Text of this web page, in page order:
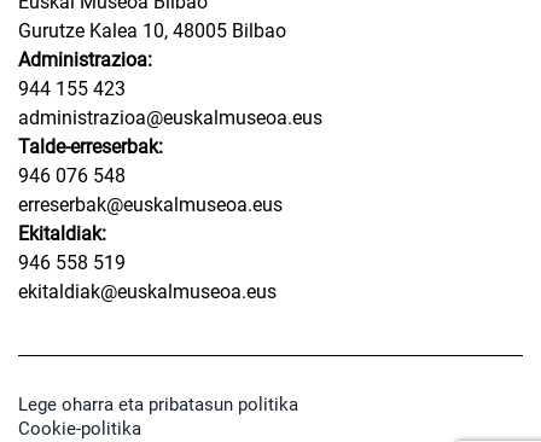
Gurutze Kalea 10, 48005 Bilbao
Administrazioa:
944 155 423
administrazioa@euskalmuseoa.eus
Talde-erreserbak:
946 076 548
erreserbak@euskalmuseoa.eus
Ekitaldiak:
946 558 519
ekitaldiak@euskalmuseoa.eus
Lege oharra eta pribatasun politika
Cookie-politika